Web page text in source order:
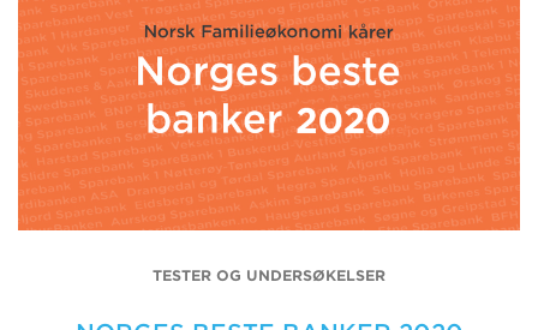
TESTER OG UNDERSØKELSER